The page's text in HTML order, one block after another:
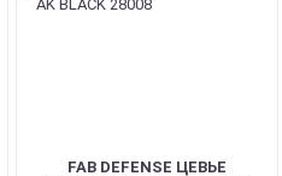
FAB DEFENSE ЦЕВЬЕ